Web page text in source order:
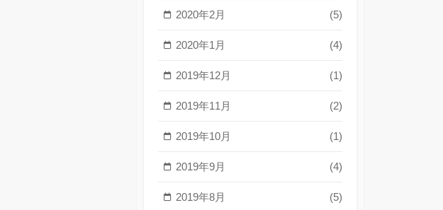
2020年2月 (5)
2020年1月 (4)
2019年12月 (1)
2019年11月 (2)
2019年10月 (1)
2019年9月 (4)
2019年8月 (5)